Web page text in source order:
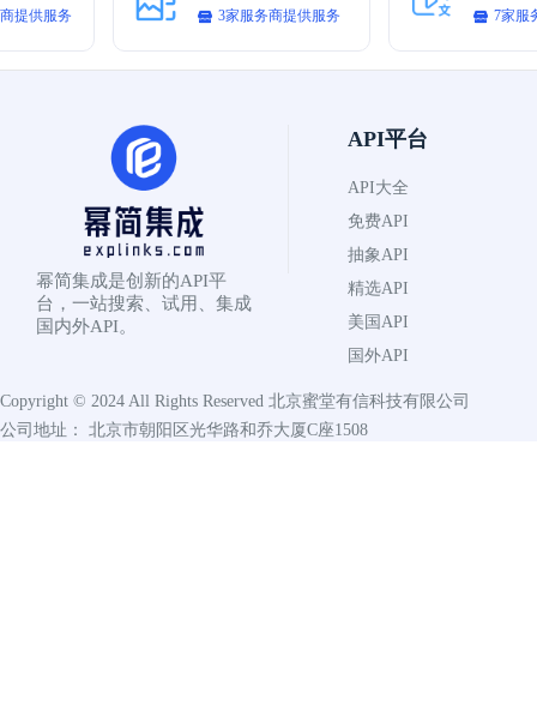
提供服务 3家服务商提供服务 7家服
幂简集成是创新的API平
台，一站搜索、试用、集成
国内外API。
API平台
API大全
免费API
抽象API
精选API
美国API
国外API
Copyright © 2024 All Rights Reserved 北京蜜堂有信科技有限公司
公司地址： 北京市朝阳区光华路和乔大厦C座1508